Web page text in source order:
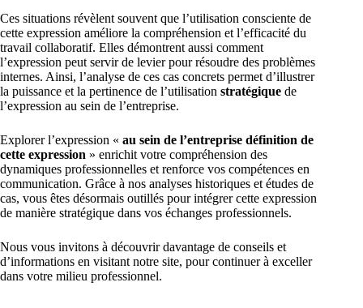
Ces situations révèlent souvent que l’utilisation consciente de
cette expression améliore la compréhension et l’efficacité du
travail collaboratif. Elles démontrent aussi comment
l’expression peut servir de levier pour résoudre des problèmes
internes. Ainsi, l’analyse de ces cas concrets permet d’illustrer
la puissance et la pertinence de l’utilisation stratégique de
l’expression au sein de l’entreprise.
Explorer l’expression « au sein de l’entreprise définition de
cette expression » enrichit votre compréhension des
dynamiques professionnelles et renforce vos compétences en
communication. Grâce à nos analyses historiques et études de
cas, vous êtes désormais outillés pour intégrer cette expression
de manière stratégique dans vos échanges professionnels.
Nous vous invitons à découvrir davantage de conseils et
d’informations en visitant notre site, pour continuer à exceller
dans votre milieu professionnel.